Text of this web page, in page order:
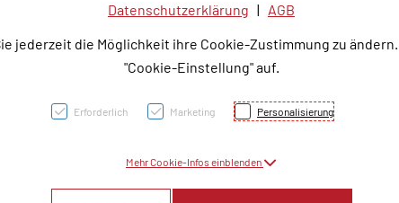
Datenschutzerklärung | AGB
jederzeit die Möglichkeit ihre Cookie-Zustimmung zu ändern.
"Cookie-Einstellung" auf.
Erforderlich Marketing Personalisierung
Mehr Cookie-Infos einblenden